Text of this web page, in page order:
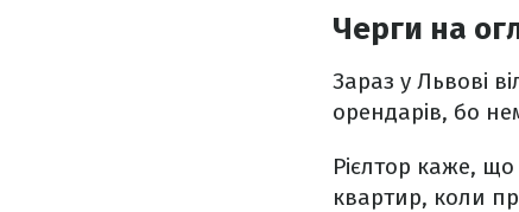
Черги на
Зараз у Львові
орендарів, бо
Рієлтор каже,
квартир, коли